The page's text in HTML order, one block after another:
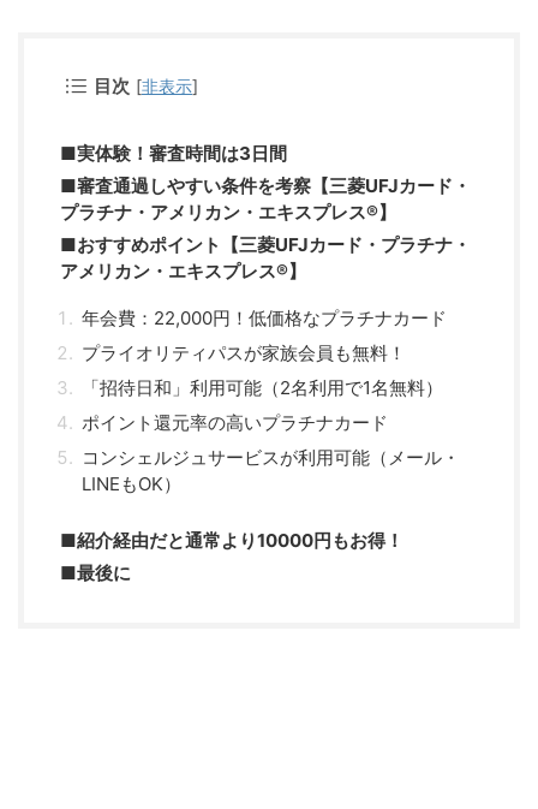
目次 [非表示]
■実体験！審査時間は3日間
■審査通過しやすい条件を考察【三菱UFJカード・
プラチナ・アメリカン・エキスプレス®】
■おすすめポイント【三菱UFJカード・プラチナ・
アメリカン・エキスプレス®】
年会費：22,000円！低価格なプラチナカード
プライオリティパスが家族会員も無料！
「招待日和」利用可能（2名利用で1名無料）
ポイント還元率の高いプラチナカード
コンシェルジュサービスが利用可能（メール・
LINEもOK）
■紹介経由だと通常より10000円もお得！
■最後に